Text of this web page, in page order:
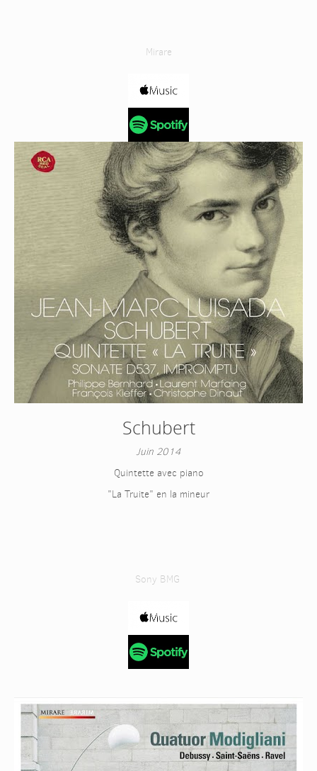
Mirare
Schubert
Juin 2014
Quintette avec piano
"La Truite" en la mineur
Sony BMG